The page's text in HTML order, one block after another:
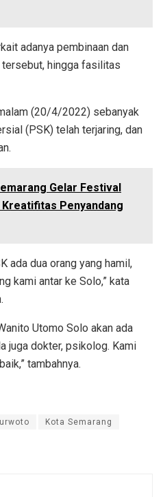
adanya pembinaan dan
hingga fasilitas
(20/4/2022) sebanyak
(PSK) telah terjaring, dan
Gelar Festival
Penyandang
ada dua orang yang hamil,
kami antar ke Solo,” kata
Utomo Solo akan ada
juga dokter, psikolog. Kami
tambahnya.
Kota Semarang